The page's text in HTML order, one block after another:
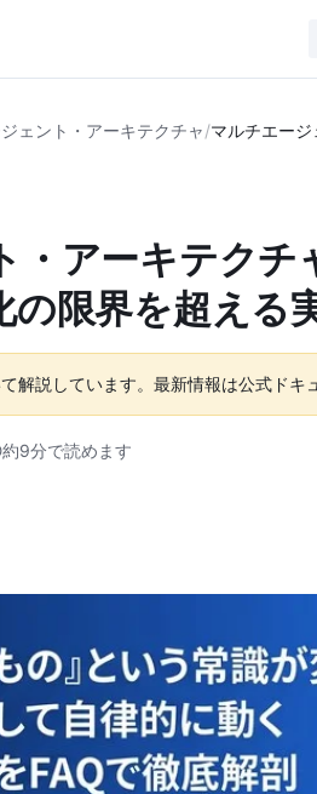
ェント・アーキテクチャ/マルチエー
・アーキテク
の限界を超える
解説しています。最新情報は公式ドキ
約9分で読めます